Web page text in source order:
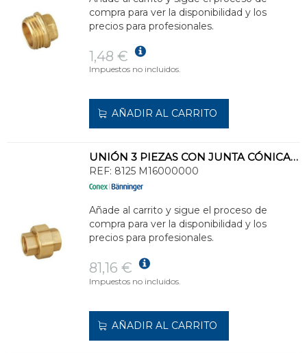
compra para ver la disponibilidad y los
precios para profesionales.
1,48 €
Impuestos no incluidos.
AÑADIR AL CARRITO
UNIÓN 3 PIEZAS CON JUNTA CÓNICA HH 2
REF: 8125 M16000000
Añade al carrito y sigue el proceso de
compra para ver la disponibilidad y los
precios para profesionales.
81,16 €
Impuestos no incluidos.
AÑADIR AL CARRITO